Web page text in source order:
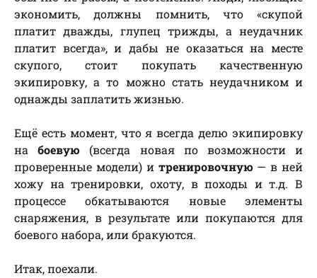
экономить, должны помнить, что «скупой
платит дважды, глупец трижды, а неудачник
платит всегда», и дабы не оказаться на месте
скупого, стоит покупать качественную
экипировку, а то можно стать неудачником и
однажды заплатить жизнью.
Ещё есть момент, что я всегда делю экипировку
набоевую (всегда новая по возможности и
проверенные модели) и тренировочную— в ней
хожу на тренировки, охоту, в походы и т.д. В
процессе обкатываются новые элементы
снаряжения, в результате или покупаются для
боевого набора, или бракуются.
Итак, поехали.